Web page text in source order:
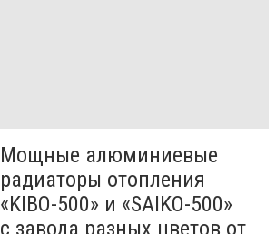
Мощные алюминиевые
радиаторы отопления
«KIBO-500» и «SAIKO-500»
с завода разных цветов от